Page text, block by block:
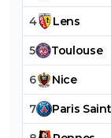
4 Lens
5 Toulouse
6 Nice
7 Paris Saint